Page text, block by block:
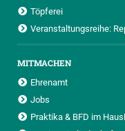
Töpferei
Veranstaltungsreihe:
MITMACHEN
Ehrenamt
Jobs
Praktika & BFD im